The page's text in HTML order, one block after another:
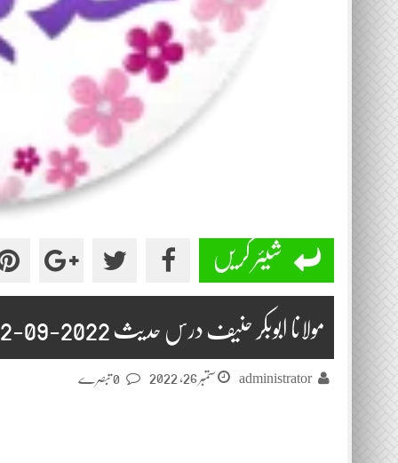
شیئر کریں
مولانا ابوبکر حنیف درس حدیث 2022-09-22
administrator ستمبر 26, 2022